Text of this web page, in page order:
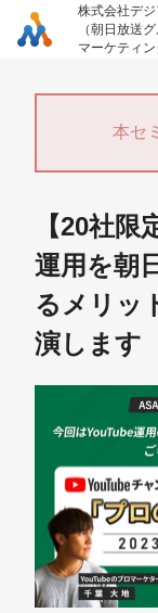
株式会社デ
（朝日放送
マーケティン
本セ
【20社
運用を朝
るメリッ
演します